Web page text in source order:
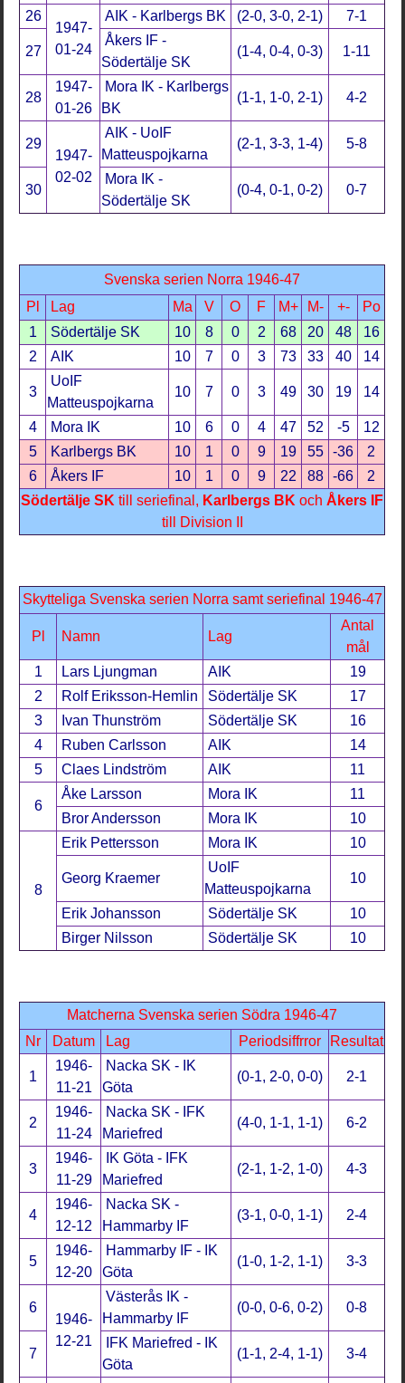
26
1947-
01-24
AIK - Karlbergs BK (2-0, 3-0, 2-1) 7-1
27
Åkers IF -
Södertälje SK
(1-4, 0-4, 0-3) 1-11
28
1947-
01-26
Mora IK - Karlbergs
BK
(1-1, 1-0, 2-1) 4-2
29
1947-
02-02
AIK - UoIF
Matteuspojkarna
(2-1, 3-3, 1-4) 5-8
30
Mora IK -
Södertälje SK
(0-4, 0-1, 0-2) 0-7
Svenska serien Norra 1946-47
Pl
Lag Ma V O F M+ M- +-
Po
1
Södertälje SK 10 8 0 2 68 20 48
16
2
AIK 10 7 0 3 73 33 40 14
3
UoIF
Matteuspojkarna
10 7 0 3 49 30 19 14
4 Mora IK 10 6 0 4 47 52 -5
12
5
Karlbergs BK 10 1 0 9 19 55 -36
2
6
Åkers IF 10 1 0 9 22 88 -66
2
Södertälje SK till seriefinal, Karlbergs BK ochÅkers IF
till Division II
Skytteliga Svenska serien Norra samt seriefinal 1946-47
Pl Namn Lag
Antal
mål
1
Lars Ljungman AIK
19
2
Rolf Eriksson-Hemlin Södertälje SK
17
3
Ivan Thunström Södertälje SK
16
4
Ruben Carlsson AIK
14
5
Claes Lindström AIK 11
6
Åke Larsson Mora IK
11
Bror Andersson
Mora IK 10
8
Erik Pettersson Mora IK 10
Georg Kraemer
UoIF
Matteuspojkarna
10
Erik Johansson Södertälje SK
10
Birger Nilsson
Södertälje SK 10
Matcherna Svenska serien Södra 1946-47
Nr
Datum Lag Periodsiffrror Resultat
1
1946-
11-21
Nacka SK - IK
Göta
(0-1, 2-0, 0-0) 2-1
2
1946-
11-24
Nacka SK - IFK
Mariefred
(4-0, 1-1, 1-1) 6-2
3
1946-
11-29
IK Göta - IFK
Mariefred
(2-1, 1-2, 1-0) 4-3
4
1946-
12-12
Nacka SK -
Hammarby IF
(3-1, 0-0, 1-1) 2-4
5
1946-
12-20
Hammarby IF - IK
Göta
(1-0, 1-2, 1-1) 3-3
6
1946-
12-21
Västerås IK -
Hammarby IF
(0-0, 0-6, 0-2) 0-8
7
IFK Mariefred - IK
Göta
(1-1, 2-4, 1-1) 3-4